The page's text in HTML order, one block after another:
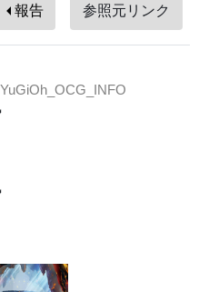
報告 参照元リンク